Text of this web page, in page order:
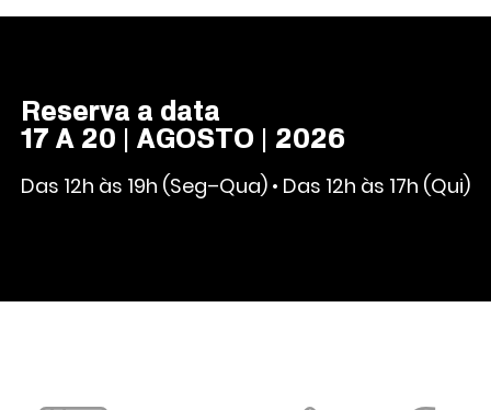
Reserva a data
17 A 20 | AGOSTO | 2026
Das 12h às 19h (Seg–Qua) • Das 12h às 17h (Qui)